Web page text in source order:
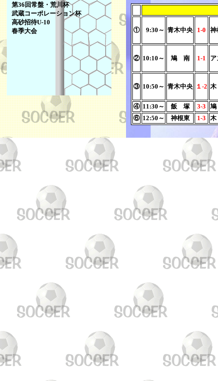
第36回常盤・荒川杯
武蔵コーポレーション杯
高砂招待U-10
春季大会
① 9:30～ 青木中央 1-0 神
② 10:10～ 鳩 南 1-1 ア
③ 10:50～ 青木中央 １-2
④ 11:30～ 飯 塚 3-3
⑥ 12:50～ 神根東 1-3